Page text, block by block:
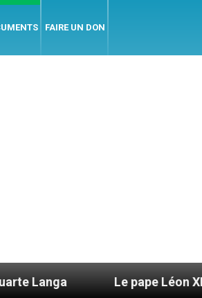
FAIRE UN DON
Le pape Léon XIV évoque un